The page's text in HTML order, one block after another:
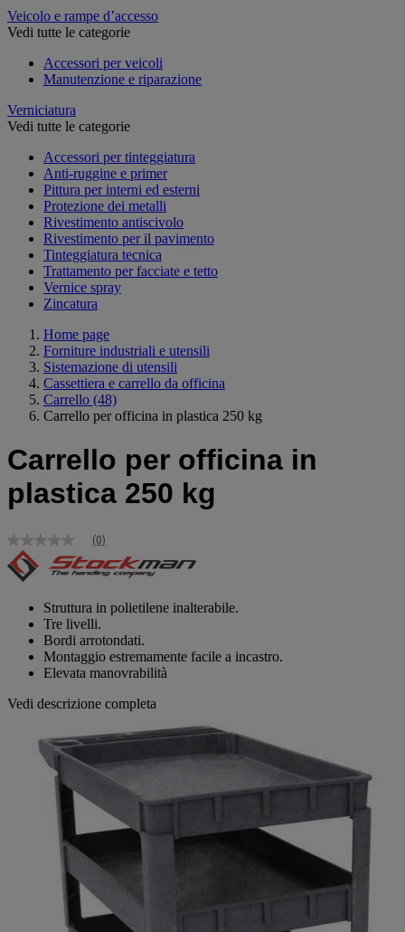
Veicolo e rampe d’accesso
Vedi tutte le categorie
Accessori per veicoli
Manutenzione e riparazione
Verniciatura
Vedi tutte le categorie
Accessori per tinteggiatura
Anti-ruggine e primer
Pittura per interni ed esterni
Protezione dei metalli
Rivestimento antiscivolo
Rivestimento per il pavimento
Tinteggiatura tecnica
Trattamento per facciate e tetto
Vernice spray
Zincatura
Home page
Forniture industriali e utensili
Sistemazione di utensili
Cassettiera e carrello da officina
Carrello (48)
Carrello per officina in plastica 250 kg
Carrello per officina in
plastica 250 kg
Nessuna
valutazione
Stesso
pagina.
(0)
Struttura in polietilene inalterabile.
Tre livelli.
Bordi arrotondati.
Montaggio estremamente facile a incastro.
Elevata manovrabilità
Vedi descrizione completa